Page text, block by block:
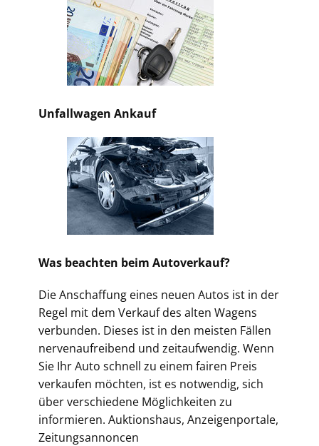
Unfallwagen Ankauf
Was beachten beim Autoverkauf?
Die Anschaffung eines neuen Autos ist in der
Regel mit dem Verkauf des alten Wagens
verbunden. Dieses ist in den meisten Fällen
nervenaufreibend und zeitaufwendig. Wenn
Sie Ihr Auto schnell zu einem fairen Preis
verkaufen möchten, ist es notwendig, sich
über verschiedene Möglichkeiten zu
informieren. Auktionshaus, Anzeigenportale,
Zeitungsannoncen